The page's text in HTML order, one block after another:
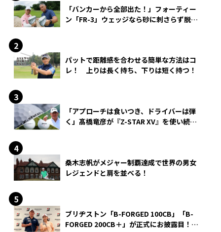
「バンカーから全部出た！」フォーティー
ン「FR-3」ウェッジなら砂に刺さらず脱出
パットで距離感を合わせる簡単な方法はコ
レ！ 上りは長く持ち、下りは短く持つ！
「アプローチは食いつき、ドライバーは弾
く」髙橋竜彦が『Z-STAR XV』を使い続け
桑木志帆がメジャー制覇達成で世界の男女
レジェンドと肩を並べる！
ブリヂストン「B-FORGED 100CB」「B-
FORGED 200CB＋」が正式にお披露目！